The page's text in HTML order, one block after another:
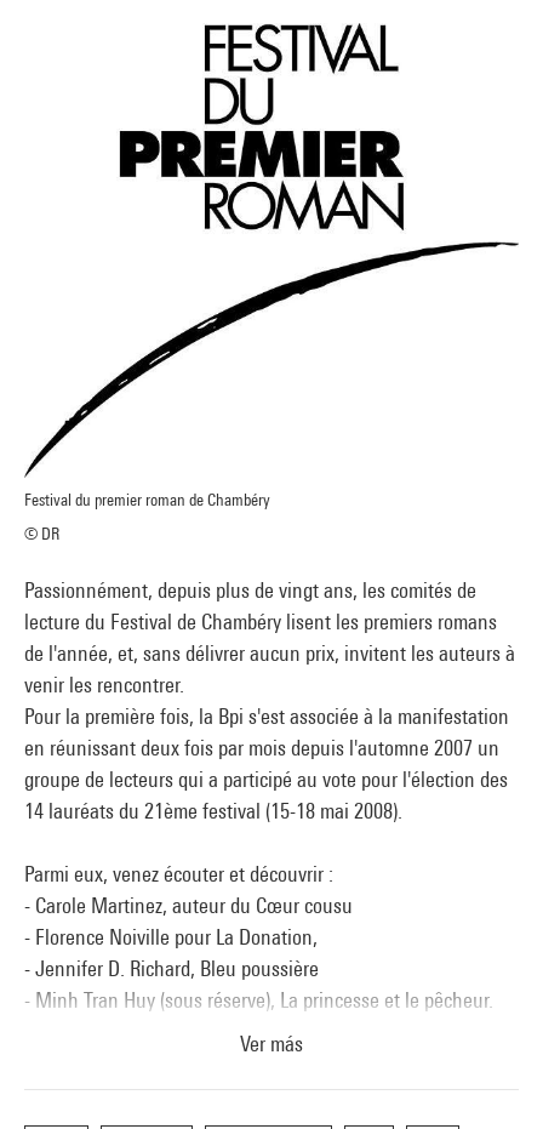
Festival du premier roman de Chambéry
© DR
Passionnément, depuis plus de vingt ans, les comités de
lecture du Festival de Chambéry lisent les premiers romans
de l'année, et, sans délivrer aucun prix, invitent les auteurs à
venir les rencontrer.
Pour la première fois, la Bpi s'est associée à la manifestation
en réunissant deux fois par mois depuis l'automne 2007 un
groupe de lecteurs qui a participé au vote pour l'élection des
14 lauréats du 21ème festival (15-18 mai 2008).
Parmi eux, venez écouter et découvrir :
- Carole Martinez, auteur du Cœur cousu
- Florence Noiville pour La Donation,
- Jennifer D. Richard, Bleu poussière
- Minh Tran Huy (sous réserve), La princesse et le pêcheur.
parler de leur œuvre et répondre aux questions du public au
Ver más